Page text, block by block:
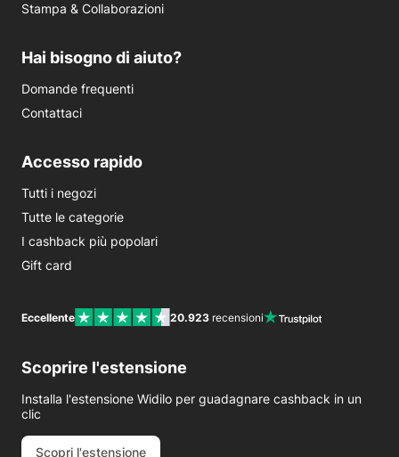
Stampa & Collaborazioni
Hai bisogno di aiuto?
Domande frequenti
Contattaci
Accesso rapido
Tutti i negozi
Tutte le categorie
I cashback più popolari
Gift card
Eccellente 20.923 recensioni
Scoprire l'estensione
Installa l'estensione Widilo per guadagnare cashback in un
clic
Scopri l'estensione